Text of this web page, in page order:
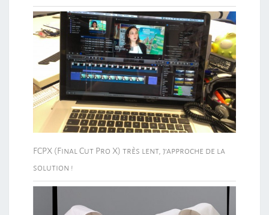
FCPX (Final Cut Pro X) très lent, j’approche de la
solution !